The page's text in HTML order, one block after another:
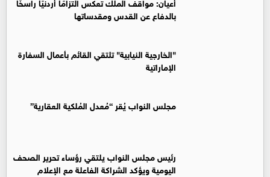
بالدفاع عن القدس ومقدساتها
"الخارجية النيابية" تلتقي القائم بأعمال السفارة
الإماراتية
مجلس النواب يُقر “مُعدل المُلكية العقارية”
رئيس مجلس النواب يلتقي رؤساء تحرير الصحف
اليومية ويؤكد الشراكة الفاعلة مع الإعلام